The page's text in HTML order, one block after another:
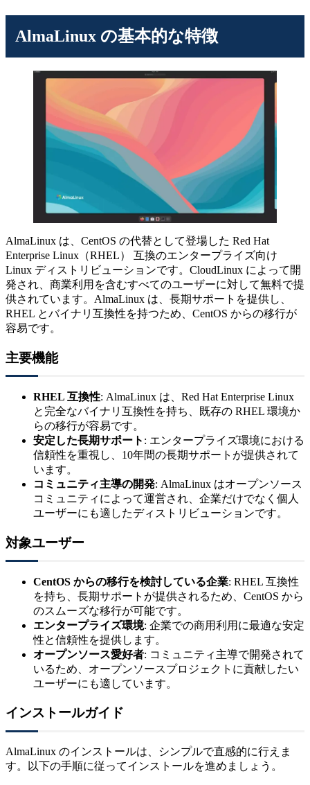
AlmaLinux の基本的な特徴
AlmaLinux は、CentOS の代替として登場した Red Hat
Enterprise Linux（RHEL） 互換のエンタープライズ向け
Linux ディストリビューションです。CloudLinux によって開
発され、商業利用を含むすべてのユーザーに対して無料で提
供されています。AlmaLinux は、長期サポートを提供し、
RHEL とバイナリ互換性を持つため、CentOS からの移行が
容易です。
主要機能
RHEL 互換性: AlmaLinux は、Red Hat Enterprise Linux
と完全なバイナリ互換性を持ち、既存の RHEL 環境か
らの移行が容易です。
安定した長期サポート : エンタープライズ環境における
信頼性を重視し、10年間の長期サポートが提供されて
います。
コミュニティ主導の開発: AlmaLinux はオープンソース
コミュニティによって運営され、企業だけでなく個人
ユーザーにも適したディストリビューションです。
対象ユーザー
CentOS からの移行を検討している企業: RHEL 互換性
を持ち、長期サポートが提供されるため、CentOS から
のスムーズな移行が可能です。
エンタープライズ環境: 企業での商用利用に最適な安定
性と信頼性を提供します。
オープンソース愛好者: コミュニティ主導で開発されて
いるため、オープンソースプロジェクトに貢献したい
ユーザーにも適しています。
インストールガイド
AlmaLinux のインストールは、シンプルで直感的に行えま
す。以下の手順に従ってインストールを進めましょう。